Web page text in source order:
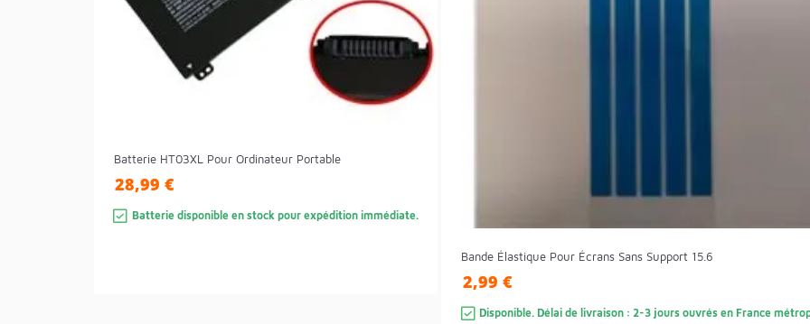
Batterie HT03XL Pour Ordinateur Portable
28,99 €
Batterie disponible en stock pour expédition immédiate.
Bande Élastique Pour Écrans Sans Support 15.6
2,99 €
Disponible. Délai de livraison : 2-3 jours ouvrés en France